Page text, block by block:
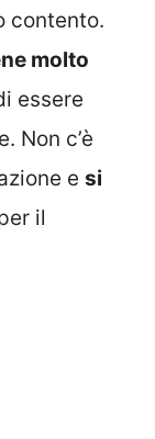
contento.
molto
essere
Non c’è
e si
il